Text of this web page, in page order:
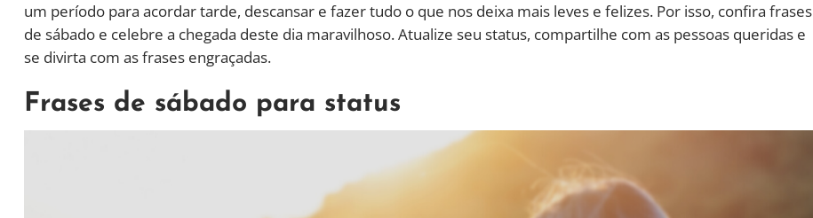
um período para acordar tarde, descansar e fazer tudo o que nos deixa mais leves e felizes. Por isso, confira frases
de sábado e celebre a chegada deste dia maravilhoso. Atualize seu status, compartilhe com as pessoas queridas e
se divirta com as frases engraçadas.
Frases de sábado para status